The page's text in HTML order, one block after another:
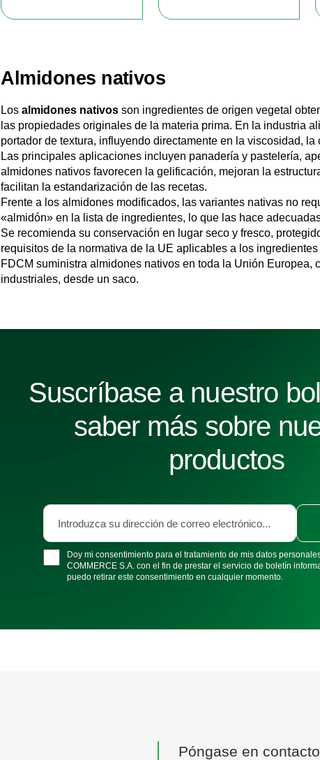
Almidones nativos
Losalmidones nativos son ingredientes de origen vegetal
las propiedades originales de la materia prima. En la industria
portador de textura, influyendo directamente en la viscosidad,
Las principales aplicaciones incluyen panadería y pastelería,
almidones nativos favorecen la gelificación, mejoran la
facilitan la estandarización de las recetas.
Frente a los almidones modificados, las variantes nativas no
«almidón» en la lista de ingredientes, lo que las hace
Se recomienda su conservación en lugar seco y fresco,
requisitos de la normativa de la UE aplicables a los
FDCM suministra almidones nativos en toda la Unión
industriales, desde un saco.
Suscríbase a nuestro
saber más sobre
productos
Doy mi consentimiento para el tratamiento de mis datos
COMMERCE S.A. con el fin de prestar el servicio de boletín
puedo retirar este consentimiento en cualquier momento.
Póngase en